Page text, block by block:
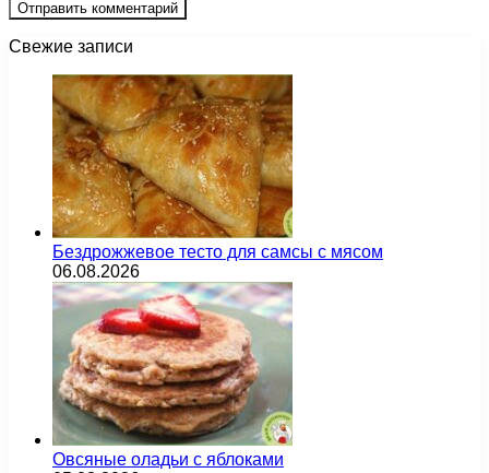
Свежие записи
Бездрожжевое тесто для самсы с мясом
06.08.2026
Овсяные оладьи с яблоками